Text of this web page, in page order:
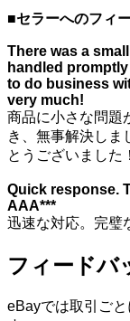
■セラーへのフィ
There was a
handled
to do business
very much!
商品に小さな問題
き、無事解決しま
とうございました！
Quick response.
AAA***
迅速な対応。完璧
フィードバ
eBayでは取引ご